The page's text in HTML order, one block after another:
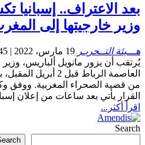
بعد الاعتراف..
وزير خارجيتها إلى
هـــيئة التــحريـر 19 مارس، 2022 | 10:45 صباحًا
يُرتقب أن يزور مانويل ألباريس،
العاصمة الرباط قبل 2
من قضية الصحراء المغربية. ووفق
القرار يأتي بعد ساعات من إعلان
اقرأ أكثر...
Search